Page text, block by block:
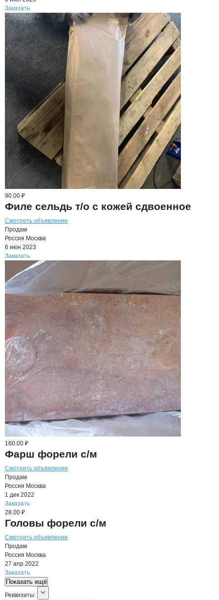
Заказать
90.00 ₽
Филе сельдь т/о с кожей сдвоенное
Смотреть объявление
Продам
Россия Москва
6 июн 2023
Заказать
160.00 ₽
Фарш форели с/м
Смотреть объявление
Продам
Россия Москва
1 дек 2022
Заказать
28.00 ₽
Головы форели с/м
Смотреть объявление
Продам
Россия Москва
27 апр 2022
Заказать
Показать ещё
О компании
Реквизиты
Реквизиты: